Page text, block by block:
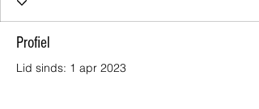
Profiel
Lid sinds: 1 apr 2023